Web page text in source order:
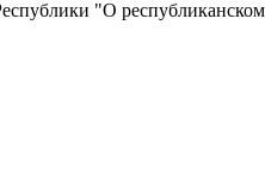
"О